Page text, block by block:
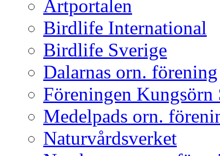
Artportalen
Birdlife International
Birdlife Sverige
Dalarnas orn. förening
Föreningen Kungsörn
Medelpads orn.
Naturvårdsverket